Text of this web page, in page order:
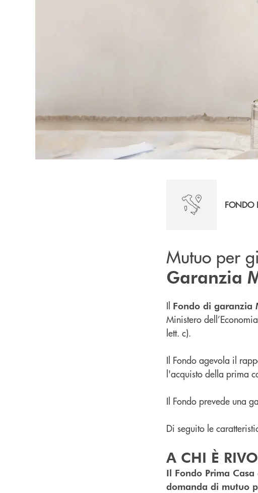
FONDO
Mutuo per
Garanzia
Il Fondo di garanzia
Ministero
lett. c).
Il Fondo agevola il
l'acquisto della prima
Il Fondo prevede una
Di seguito le
A CHI È
Il Fondo Prima
domanda di mutuo